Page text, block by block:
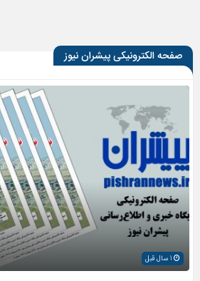
صفحه الکترونیکی پیشران نیوز